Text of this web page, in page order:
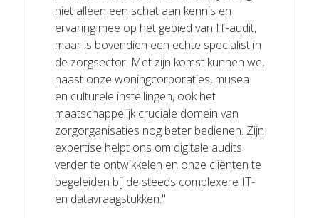
niet alleen een schat aan kennis en
ervaring mee op het gebied van IT-audit,
maar is bovendien een echte specialist in
de zorgsector. Met zijn komst kunnen we,
naast onze woningcorporaties, musea
en culturele instellingen, ook het
maatschappelijk cruciale domein van
zorgorganisaties nog beter bedienen. Zijn
expertise helpt ons om digitale audits
verder te ontwikkelen en onze cliënten te
begeleiden bij de steeds complexere IT-
en datavraagstukken."